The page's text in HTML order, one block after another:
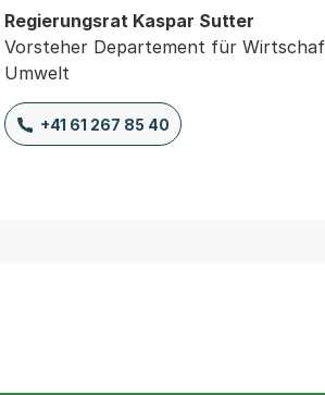
Regierungsrat Kaspar Sutter
Vorsteher Departement für
Umwelt
+41 61 267 85 40